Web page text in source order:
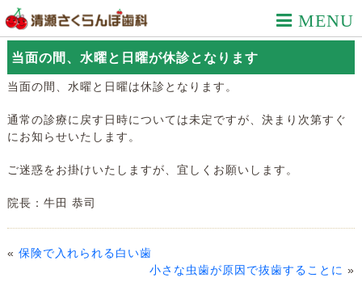
MENU
当面の間、水曜と日曜が休診となります
当面の間、水曜と日曜は休診となります。
通常の診療に戻す日時については未定ですが、決まり次第すぐ
にお知らせいたします。
ご迷惑をお掛けいたしますが、宜しくお願いします。
院長：牛田 恭司
« 保険で入れられる白い歯
小さな虫歯が原因で抜歯することに »